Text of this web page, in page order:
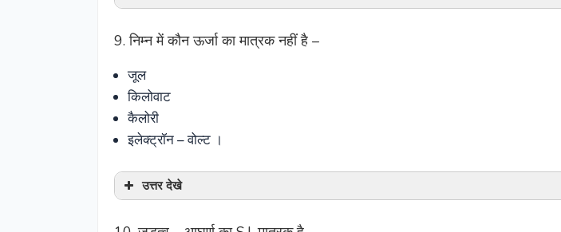
9. निम्न में कौन ऊर्जा का मात्रक नहीं है –
जूल
किलोवाट
कैलोरी
इलेक्ट्रॉन – वोल्ट ।
उत्तर देखे